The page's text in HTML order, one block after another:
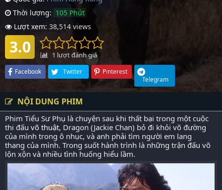
Thời lượng: 105 Phút
Lượt xem: 38,514 views
3.0 1 lượt đánh giá
Facebook Twitter
Pinterest
Telegram
NỘI DUNG PHIM
Phim Tiểu Sư Phụ là chuyện sau khi thất bại trong một cuộc
thi đấu võ thuật, Dragon (Jackie Chan) bỏ đi khỏi võ đường
của mình trong ô nhục, và anh phải tìm người em lang
thang của mình. Trong suốt hành trình là những trận đấu võ
lộn xộn và nhiều tình huống hiểu lầm.